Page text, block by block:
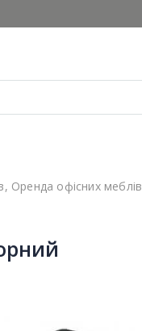
, Оренда офісних меблів